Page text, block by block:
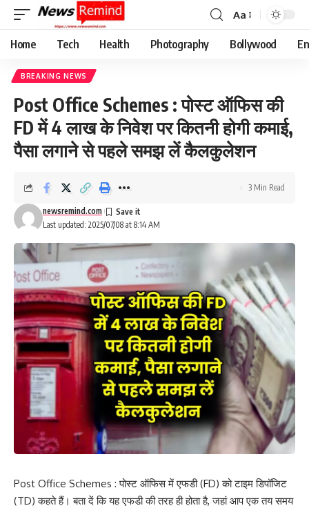
Font
Resizer
Aa
Home Tech Health Photography Bollywood
BREAKING NEWS
Post Office Schemes : पोस्ट ऑफिस की
FD में 4 लाख के निवेश पर कितनी होगी कमाई,
पैसा लगाने से पहले समझ लें कैलकुलेशन
Last updated: 2025/07/08 at 8:14 AM
newsremind.com
3 Min Read
Post Office Schemes : पोस्ट ऑफिस में एफडी (FD) को टाइम डिपॉजिट
(TD) कहते हैं। बता दें कि यह एफडी की तरह ही होता है, जहां आप एक तय समय